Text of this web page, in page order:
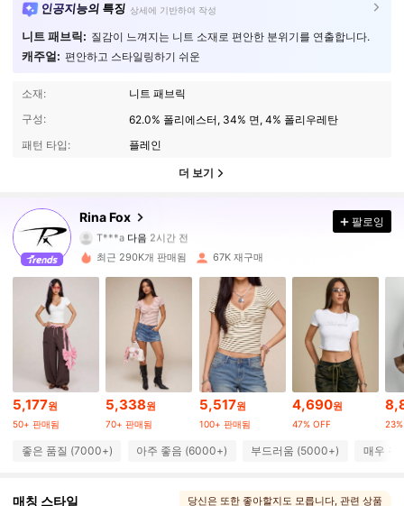
인공지능의 특징 상세에 기반하여 작성
니트 패브릭: 질감이 느껴지는 니트 소재로 편안한 분위기를 연출합니다.
캐주얼: 편안하고 스타일링하기 쉬운
소재:
니트 패브릭
구성:
62.0% 폴리에스터, 34% 면, 4% 폴리우레탄
패턴 타입:
플레인
더 보기
Rina Fox
T***a다음
a***2 가 탐색 중입니다
4.83
139K 팔로워
139K 팔로워
139K 팔로워
4.83 139K 팔로워
팔로잉
최근 290K개 판매됨 67K 재구매
5,177원
50+ 판매됨
5,338원
70+ 판매됨
5,517원
100+ 판매됨
4,690원
47% OFF
좋은 품질 (7000+) 아주 좋음 (6000+) 부드러움 (5000+) 매우 귀
매칭 스타일 당신은 또한 좋아할지도 모릅니다, 관련 상품